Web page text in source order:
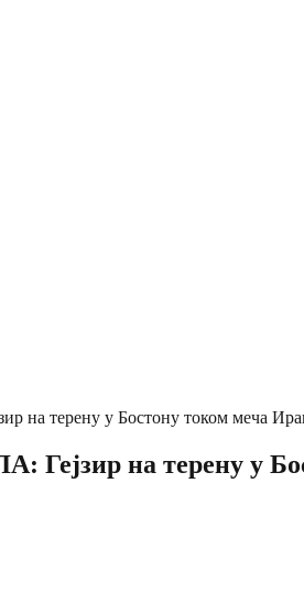
у Бостону током меча
на терену у